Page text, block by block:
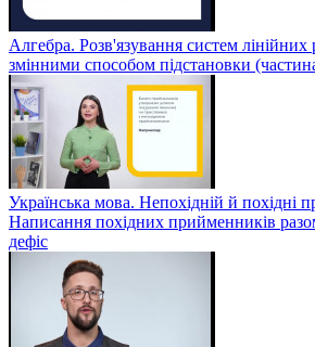
Алгебра. Розв'язування систем лінійних
змінними способом підстановки
Українська мова. Непохідній й похідні
Написання похідних прийменників
дефіс